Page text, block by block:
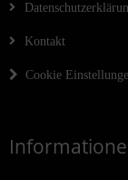
Kontakt
Cookie